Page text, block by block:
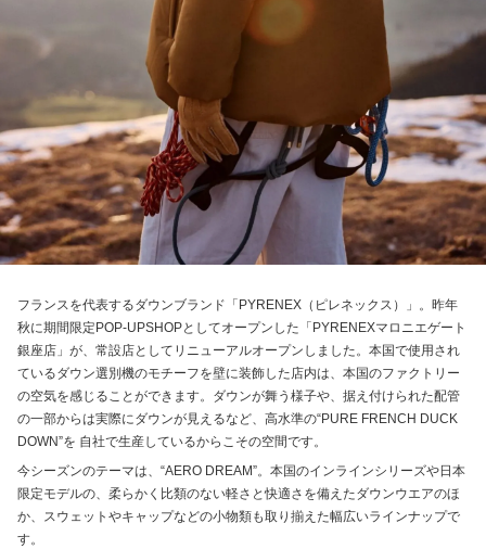
フランスを代表するダウンブランド「PYRENEX（ピレネックス）」。昨年
秋に期間限定POP-UPSHOPとしてオープンした「PYRENEXマロニエゲート
銀座店」が、常設店としてリニューアルオープンしました。本国で使⽤され
ているダウン選別機のモチーフを壁に装飾した店内は、本国のファクトリー
の空気を感じることができます。ダウンが舞う様⼦や、据え付けられた配管
の⼀部からは実際にダウンが⾒えるなど、⾼⽔準の“PURE FRENCH DUCK
DOWN”を ⾃社で⽣産しているからこその空間です。
今シーズンのテーマは、“AERO DREAM”。本国のインラインシリーズや⽇本
限定モデルの、柔らかく⽐類のない軽さと快適さを備えたダウンウエアのほ
か、スウェットやキャップなどの⼩物類も取り揃えた幅広いラインナップで
す。